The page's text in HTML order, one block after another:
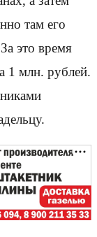
там его
это время
1 млн. рублей.